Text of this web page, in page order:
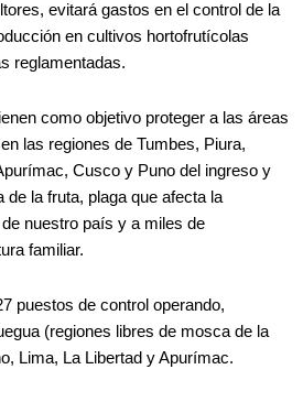
evitará gastos en el control de la
en cultivos hortofrutícolas
reglamentadas.
como objetivo proteger a las áreas
las regiones de Tumbes, Piura,
Cusco y Puno del ingreso y
de la fruta, plaga que afecta la
nuestro país y a miles de
familiar.
puestos de control operando,
(regiones libres de mosca de la
Lima, La Libertad y Apurímac.